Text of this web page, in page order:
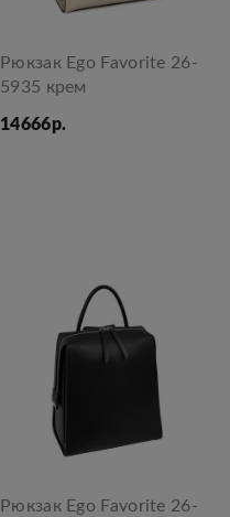
Рюкзак Ego Favorite 26-
5935 крем
14666р.
Рюкзак Ego Favorite 26-